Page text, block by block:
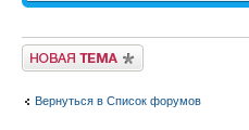
Новая тема
Вернуться в Список форумов